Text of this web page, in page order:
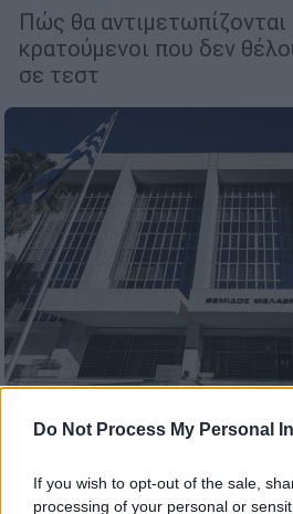
Do Not Process My Personal
If you wish to opt-out of the sale,
processing of your personal or
Πώς θα αντιμετωπίζονται
κρατούμενοι που δεν
σε τεστ
Αρειος Πάγος: